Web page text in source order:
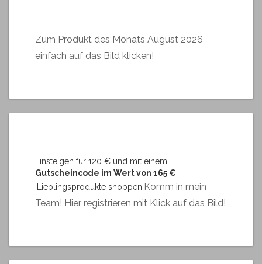
Zum Produkt des Monats August 2026
einfach auf das Bild klicken!
Einsteigen für 120 € und mit einem
Gutscheincode im Wert von 165 €
Lieblingsprodukte shoppen!Komm in mein
Team! Hier registrieren mit Klick auf das Bild!